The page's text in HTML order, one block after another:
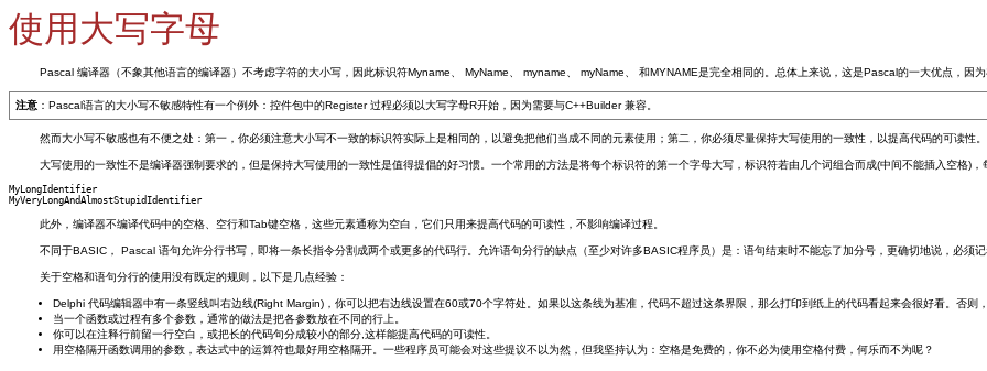
使用大写字母
Pascal 编译器（不象其他语言的编译器）不考虑字符的大小写，因此标识符Myname、 MyName、 myname、 myName、 和MYNAME是完全相同的。总体上来说，这是Pascal的一大优点，因
注意 ：Pascal语言的大小写不敏感特性有一个例外：控件包中的Register 过程必须以大写字母R开始，因为需要与C++Builder 兼容。
然而大小写不敏感也有不便之处：第一，你必须注意大小写不一致的标识符实际上是相同的，以避免把他们当成不同的元素使用；第二，你必须尽量保持大写使用的一致性，以提高代码的可读性。
大写使用的一致性不是编译器强制要求的，但是保持大写使用的一致性是值得提倡的好习惯。一个常用的方法是将每个标识符的第一个字母大写，标识符若由几个词组合而成(中间不能插入空格)，
MyLongIdentifier
此外，编译器不编译代码中的空格、空行和Tab键空格，这些元素通称为空白，它们只用来提高代码的可读性，不影响编译过程。
不同于BASIC， Pascal 语句允许分行书写，即将一条长指令分割成两个或更多的代码行。允许语句分行的缺点（至少对许多BASIC程序员）是：语句结束时不能忘了加分号，更确切地说，必须
关于空格和语句分行的使用没有既定的规则，以下是几点经验：
Delphi 代码编辑器中有一条竖线叫右边线(Right Margin)，你可以把右边线设置在60或70个字符处。如果以这条线为基准，代码不超过这条界限，那么打印到纸上的代码看起来会很好看。否则
当一个函数或过程有多个参数，通常的做法是把各参数放在不同的行上。
你可以在注释行前留一行空白，或把长的代码句分成较小的部分,这样能提高代码的可读性。
用空格隔开函数调用的参数，表达式中的运算符也最好用空格隔开。一些程序员可能会对这些提议不以为然，但我坚持认为：空格是免费的，你不必为使用空格付费，何乐而不为呢？